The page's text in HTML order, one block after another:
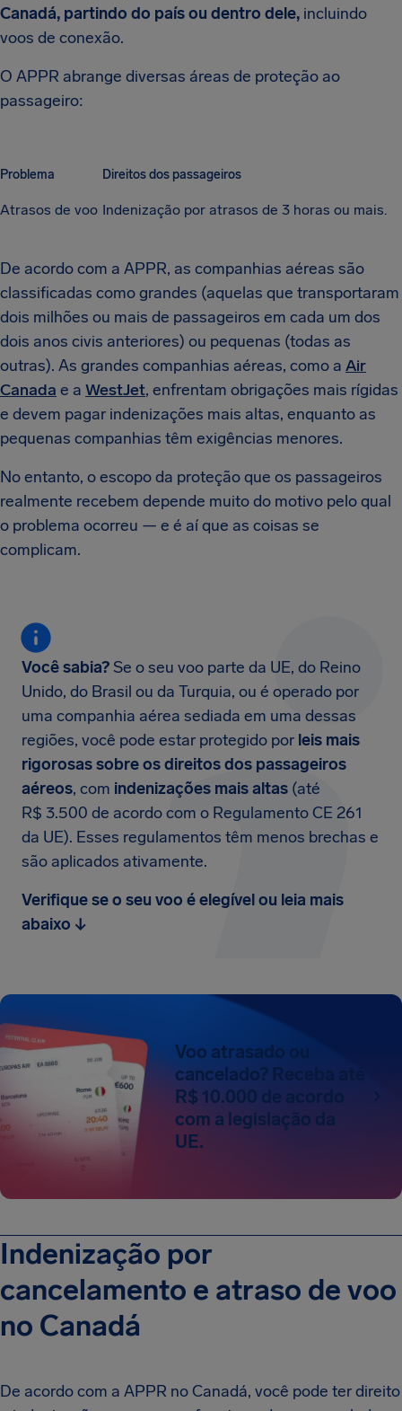
Canadá, partindo do país ou dentro dele, incluindo
voos de conexão.
O APPR abrange diversas áreas de proteção ao
passageiro:
Problema Direitos dos passageiros
Atrasos de voo Indenização por atrasos de 3 horas ou mais.
De acordo com a APPR, as companhias aéreas são
classificadas como grandes (aquelas que transportaram
dois milhões ou mais de passageiros em cada um dos
dois anos civis anteriores) ou pequenas (todas as
outras). As grandes companhias aéreas, como a Air
Canada e a WestJet, enfrentam obrigações mais rígidas
e devem pagar indenizações mais altas, enquanto as
pequenas companhias têm exigências menores.
No entanto, o escopo da proteção que os passageiros
realmente recebem depende muito do motivo pelo qual
o problema ocorreu — e é aí que as coisas se
complicam.
Você sabia?Se o seu voo parte da UE, do Reino
Unido, do Brasil ou da Turquia, ou é operado por
uma companhia aérea sediada em uma dessas
regiões, você pode estar protegido por leis mais
rigorosas sobre os direitos dos passageiros
aéreos, com indenizações mais altas (até
R$ 3.500 de acordo com o Regulamento CE 261
da UE). Esses regulamentos têm menos brechas e
são aplicados ativamente.
Verifique se o seu voo é elegível ou leia mais
abaixo ↓
Voo atrasado ou
cancelado? Receba até
R$ 10.000 de acordo
com a legislação da
UE.
Indenização por
cancelamento e atraso de voo
no Canadá
De acordo com a APPR no Canadá, você pode ter direito